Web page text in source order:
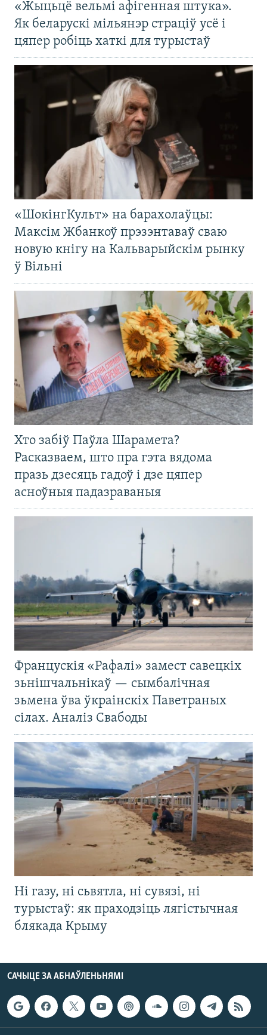
«Жыцьцё вельмі афігенная штука».
Як беларускі мільянэр страціў усё і
цяпер робіць хаткі для турыстаў
«ШокінгКульт» на барахолаўцы:
Максім Жбанкоў прэзэнтаваў сваю
новую кнігу на Кальварыйскім рынку
ў Вільні
Хто забіў Паўла Шарамета?
Расказваем, што пра гэта вядома
празь дзесяць гадоў і дзе цяпер
асноўныя падазраваныя
Францускія «Рафалі» замест савецкіх
зьнішчальнікаў — сымбалічная
зьмена ўва ўкраінскіх Паветраных
сілах. Аналіз Свабоды
Ні газу, ні сьвятла, ні сувязі, ні
турыстаў: як праходзіць лягістычная
блякада Крыму
САЧЫЦЕ ЗА АБНАЎЛЕНЬНЯМІ